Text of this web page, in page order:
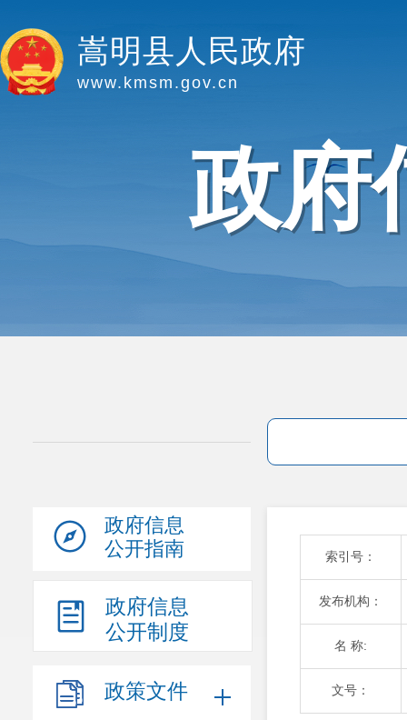
嵩明县人民政府
www.kmsm.gov.cn
政府
政府信息
公开指南
政府信息
公开制度
政策文件
索引号：
发布机构：
名 称:
文号：